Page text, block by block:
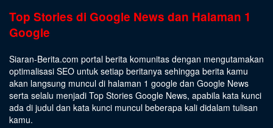
Top Stories di Google News dan Halaman 1
Google
Siaran-Berita.com portal berita komunitas dengan mengutamakan
optimalisasi SEO untuk setiap beritanya sehingga berita kamu
akan langsung muncul di halaman 1 google dan Google News
serta selalu menjadi Top Stories Google News, apabila kata kunci
ada di judul dan kata kunci muncul beberapa kali didalam tulisan
kamu.